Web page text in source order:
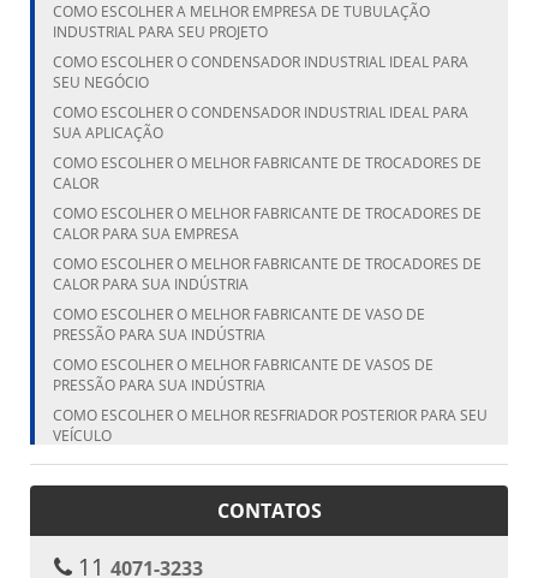
COMO ESCOLHER A MELHOR EMPRESA DE TUBULAÇÃO
INDUSTRIAL PARA SEU PROJETO
COMO ESCOLHER O CONDENSADOR INDUSTRIAL IDEAL PARA
SEU NEGÓCIO
COMO ESCOLHER O CONDENSADOR INDUSTRIAL IDEAL PARA
SUA APLICAÇÃO
COMO ESCOLHER O MELHOR FABRICANTE DE TROCADORES DE
CALOR
COMO ESCOLHER O MELHOR FABRICANTE DE TROCADORES DE
CALOR PARA SUA EMPRESA
COMO ESCOLHER O MELHOR FABRICANTE DE TROCADORES DE
CALOR PARA SUA INDÚSTRIA
COMO ESCOLHER O MELHOR FABRICANTE DE VASO DE
PRESSÃO PARA SUA INDÚSTRIA
COMO ESCOLHER O MELHOR FABRICANTE DE VASOS DE
PRESSÃO PARA SUA INDÚSTRIA
COMO ESCOLHER O MELHOR RESFRIADOR POSTERIOR PARA SEU
VEÍCULO
COMO ESCOLHER O MELHOR RESFRIADOR POSTERIOR PARA SEU
VEÍCULO
COMO ESCOLHER O MELHOR VASO DE PRESSÃO FABRICANTE
PARA SUA NECESSIDADE
COMO ESCOLHER O TANQUE CILÍNDRICO VERTICAL IDEAL PARA
CONTATOS
11 4071-3233